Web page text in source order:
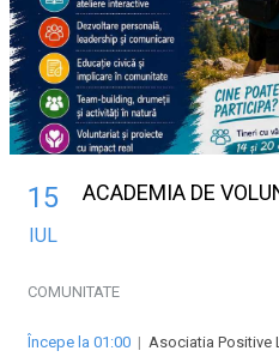
15
IUL
ACADEMIA DE
COMUNITATE
Începe la 01:00 | Asociatia Positive